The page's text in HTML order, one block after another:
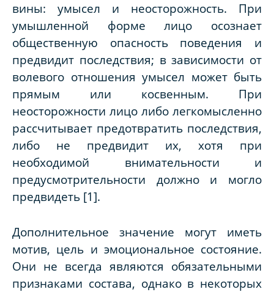
вины: умысел и неосторожность. При
умышленной форме лицо осознает
общественную опасность поведения и
предвидит последствия; в зависимости от
волевого отношения умысел может быть
прямым или косвенным. При
неосторожности лицо либо легкомысленно
рассчитывает предотвратить последствия,
либо не предвидит их, хотя при
необходимой внимательности и
предусмотрительности должно и могло
предвидеть [1].
Дополнительное значение могут иметь
мотив, цель и эмоциональное состояние.
Они не всегда являются обязательными
признаками состава, однако в некоторых